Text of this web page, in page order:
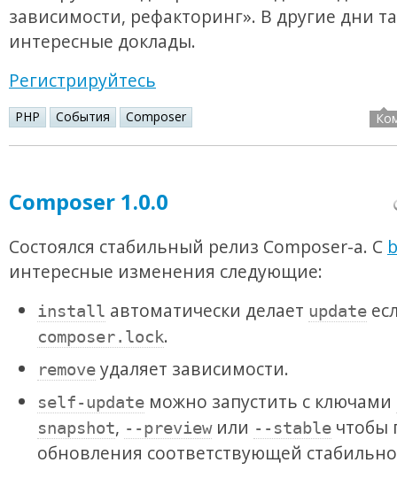
зависимости, рефакторинг». В другие дни
интересные доклады.
Регистрируйтесь
PHP События Composer
Composer 1.0.0
Состоялся стабильный релиз Composer-а. С
интересные изменения следующие:
install автоматически делает update
composer.lock.
remove удаляет зависимости.
self-update можно запустить с ключами
snapshot, --previewили --stable чтобы
обновления соответствующей